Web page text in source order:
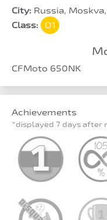
City: Russia,
Class:
D1
CFMoto 650NK
Achievements
*displayed 7 days after